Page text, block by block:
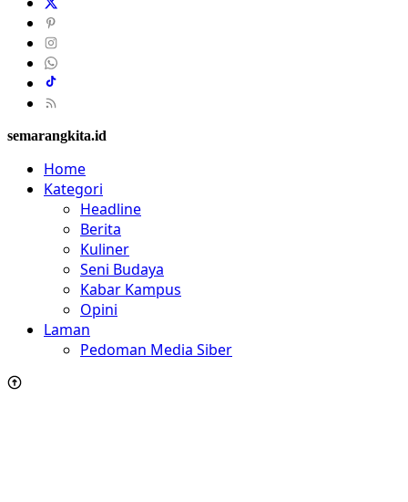
semarangkita.id
Home
Kategori
Headline
Berita
Kuliner
Seni Budaya
Kabar Kampus
Opini
Laman
Pedoman Media Siber